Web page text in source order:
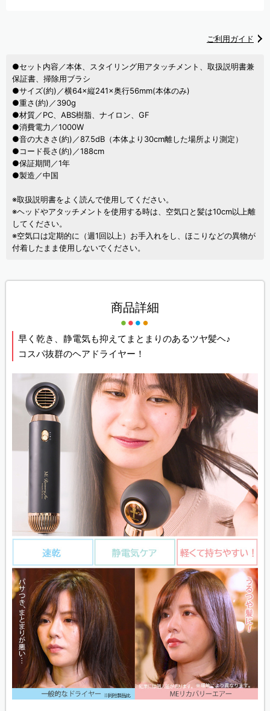
ご利用ガイド
●セット内容／本体、スタイリング用アタッチメント、取扱説明書兼
保証書、掃除用ブラシ
●サイズ(約)／横64×縦241×奥行56mm(本体のみ)
●重さ(約)／390g
●材質／PC、ABS樹脂、ナイロン、GF
●消費電力／1000W
●音の大きさ(約)／87.5ⅾB（本体より30cm離した場所より測定）
●コード長さ(約)／188cm
●保証期間／1年
●製造／中国
※取扱説明書をよく読んで使用してください。
※ヘッドやアタッチメントを使用する時は、空気口と髪は10cm以上離
してください。
※空気口は定期的に（週1回以上）お手入れをし、ほこりなどの異物が
付着したまま使用しないでください。
商品詳細
早く乾き、静電気も抑えてまとまりのあるツヤ髪ヘ♪
コスパ抜群のヘアドライヤー！